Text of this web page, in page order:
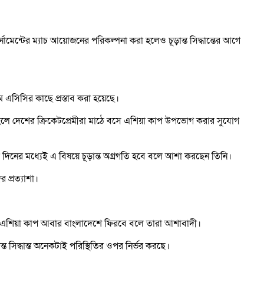
ম্যাচ আয়োজনের পরিকল্পনা করা হলেও চূড়ান্ত সিদ্ধান্তের আগে
কাছে প্রস্তাব করা হয়েছে।
দেশের ক্রিকেটপ্রেমীরা মাঠে বসে এশিয়া কাপ উপভোগ করার সুযোগ
মধ্যেই এ বিষয়ে চূড়ান্ত অগ্রগতি হবে বলে আশা করছেন তিনি।
কাপ আবার বাংলাদেশে ফিরবে বলে তারা আশাবাদী।
অনেকটাই পরিস্থিতির ওপর নির্ভর করছে।